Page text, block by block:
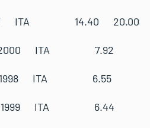
ITA 14.40 20.00
2000 ITA 7.92
1998 ITA 6.55
1999 ITA 6.44